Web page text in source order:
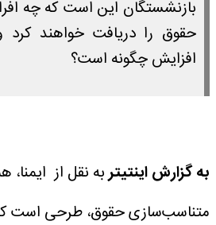
بازنشستگان این است که چه
حقوق را دریافت خواهند
افزایش چگونه است؟
به گزارش اینتیتربه نقل از
متناسب‌سازی حقوق، طرحی است